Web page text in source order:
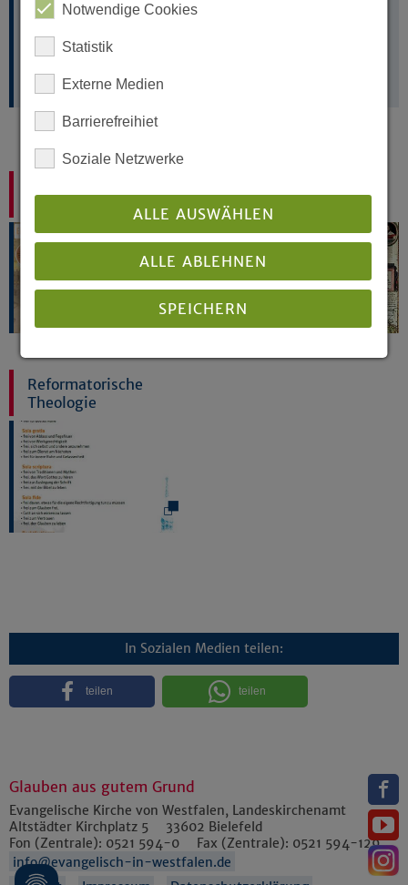
Westfälische Reformationsgeschichte
Westfalen
Reformatorische
Theologie
In Sozialen Medien teilen:
teilen teilen
Glauben aus gutem Grund
Evangelische Kirche von Westfalen, Landeskirchenamt
Altstädter Kirchplatz 5
33602 Bielefeld
Fon (Zentrale): 0521 594-0 Fax (Zentrale): 0521 594-129
info@evangelisch-in-westfalen.de
Notwendige Cookies
Statistik
Externe Medien
Barrierefreihiet
Soziale Netzwerke
ALLE AUSWÄHLEN
ALLE ABLEHNEN
SPEICHERN